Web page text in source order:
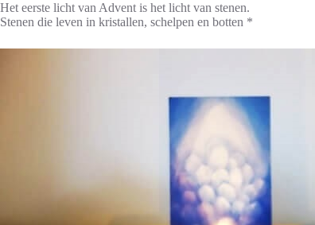
Het eerste licht van Advent is het licht van stenen.
Stenen die leven in kristallen, schelpen en botten *